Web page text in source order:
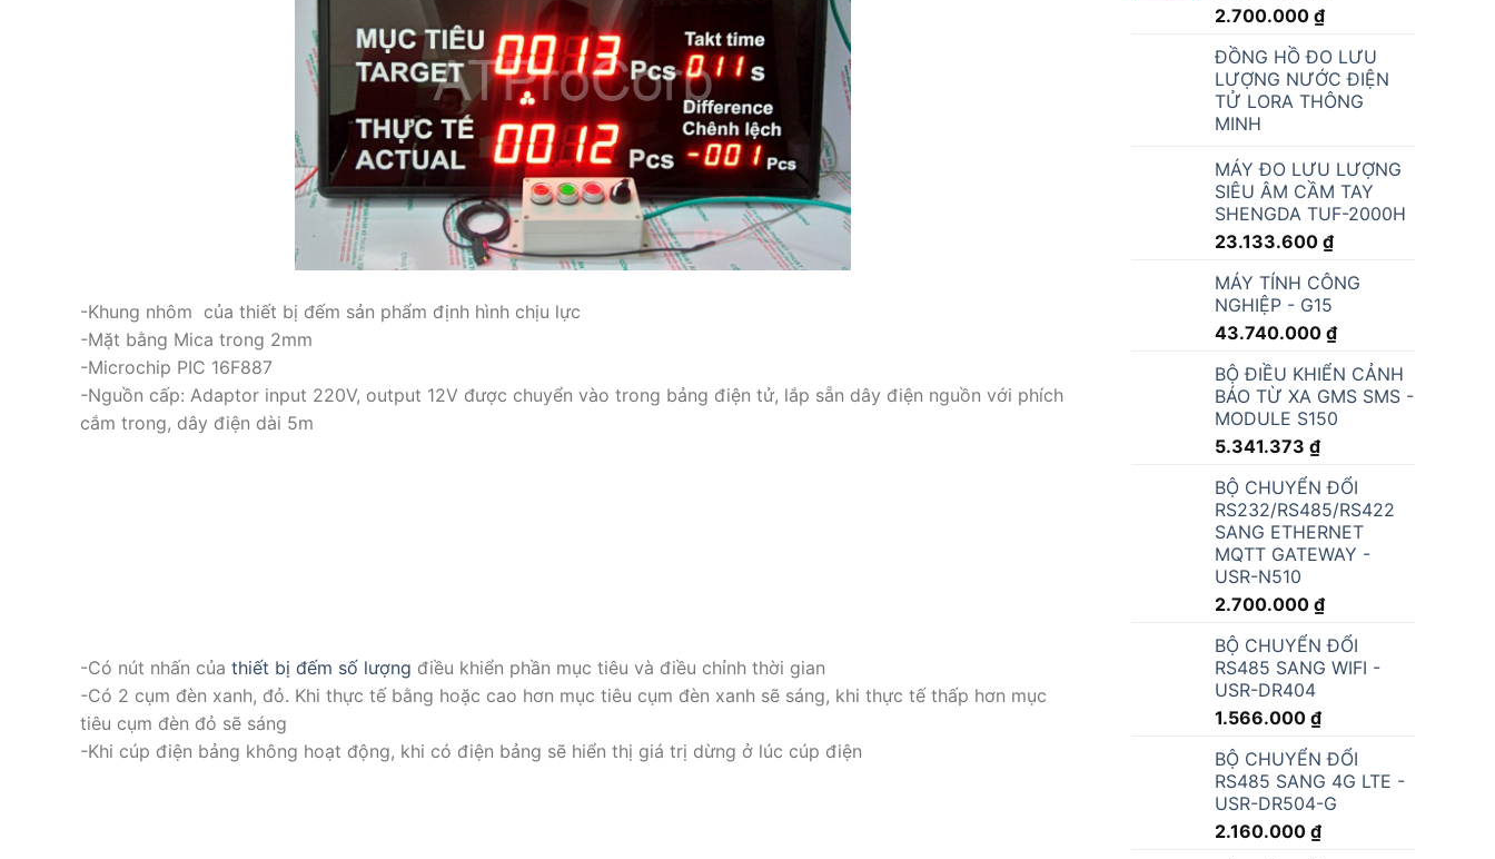
-Khung nhôm của thiết bị đếm sản phẩm định hình chịu lực
-Mặt bằng Mica trong 2mm
-Microchip PIC 16F887
-Nguồn cấp: Adaptor input 220V, output 12V được chuyển vào trong bảng điện tử, lắp sẵn dây điện nguồn với phích
cắm trong, dây điện dài 5m
2.700.000 ₫
ĐỒNG HỒ ĐO LƯU
LƯỢNG NƯỚC ĐIỆN
TỬ LORA THÔNG
MINH
MÁY ĐO LƯU LƯỢNG
SIÊU ÂM CẦM TAY
SHENGDA TUF-2000H
23.133.600 ₫
MÁY TÍNH CÔNG
NGHIỆP - G15
43.740.000 ₫
BỘ ĐIỀU KHIỂN CẢNH
BÁO TỪ XA GMS SMS -
MODULE S150
5.341.373 ₫
BỘ CHUYỂN ĐỔI
RS232/RS485/RS422
SANG ETHERNET
MQTT GATEWAY -
USR-N510
2.700.000 ₫
BỘ CHUYỂN ĐỔI
RS485 SANG WIFI -
USR-DR404
1.566.000 ₫
BỘ CHUYỂN ĐỔI
RS485 SANG 4G LTE -
USR-DR504-G
2.160.000 ₫